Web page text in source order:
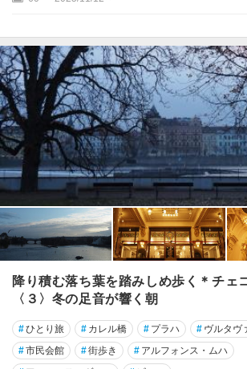
降り積む落ち葉を踏みしめ歩く＊チェ
〈３〉冬の足音が響く朝
#ひとり旅 # カレル橋 # プラハ # ヴルタヴ
#市民会館 #街歩き # アルフォンス・ムハ